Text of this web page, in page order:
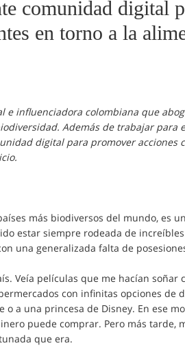
comunidad digital
en torno a la
e influenciadora colombiana que
Además de trabajar para
digital para promover acciones
más biodiversos del mundo, es
estar siempre rodeada de
una generalizada falta de
Veía películas que me hacían soñar
con infinitas opciones de
o a una princesa de Disney. En ese
puede comprar. Pero más tarde,
que era.